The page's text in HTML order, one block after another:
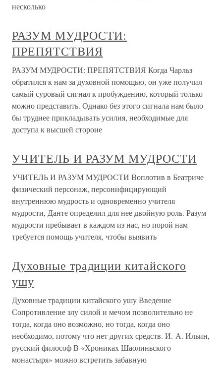
несколько
РАЗУМ МУДРОСТИ:
ПРЕПЯТСТВИЯ
РАЗУМ МУДРОСТИ: ПРЕПЯТСТВИЯ Когда Чарльз
обратился к нам за духовной помощью, он уже получил
самый суровый сигнал к пробуждению, который только
можно представить. Однако без этого сигнала нам было
бы труднее прикладывать усилия, необходимые для
доступа к высшей стороне
УЧИТЕЛЬ И РАЗУМ МУДРОСТИ
УЧИТЕЛЬ И РАЗУМ МУДРОСТИ Воплотив в Беатриче
физический персонаж, персонифицирующий
внутреннюю мудрость и одновременно учителя
мудрости, Данте определил для нее двойную роль. Разум
мудрости пребывает в каждом из нас, но порой нам
требуется помощь учителя, чтобы выявить
Духовные традиции китайского
ушу
Духовные традиции китайского ушу Введение
Сопротивление злу силой и мечом позволительно не
тогда, когда оно возможно, но тогда, когда оно
необходимо, потому что нет других средств. И. А. Ильин,
русский философ В «Хрониках Шаолиньского
монастыря» можно встретить забавную